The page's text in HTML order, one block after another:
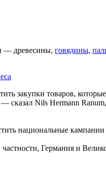
— древесины, говядины,
закупки товаров,
сказал Nils Hermann
национальные кампании
Германия и